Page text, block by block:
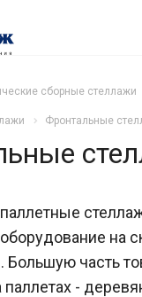
сборные стеллажи
Фронтальные
на
Большую часть
-